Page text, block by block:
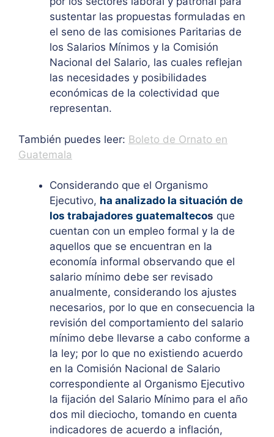
sustentar las propuestas formuladas en
el seno de las comisiones Paritarias de
los Salarios Mínimos y la Comisión
Nacional del Salario, las cuales reflejan
las necesidades y posibilidades
económicas de la colectividad que
representan.
También puedes leer: Boleto de Ornato en
Guatemala
Considerando que el Organismo
Ejecutivo, ha analizado la situación de
los trabajadores guatemaltecos que
cuentan con un empleo formal y la de
aquellos que se encuentran en la
economía informal observando que el
salario mínimo debe ser revisado
anualmente, considerando los ajustes
necesarios, por lo que en consecuencia la
revisión del comportamiento del salario
mínimo debe llevarse a cabo conforme a
la ley; por lo que no existiendo acuerdo
en la Comisión Nacional de Salario
correspondiente al Organismo Ejecutivo
la fijación del Salario Mínimo para el año
dos mil dieciocho, tomando en cuenta
indicadores de acuerdo a inflación,